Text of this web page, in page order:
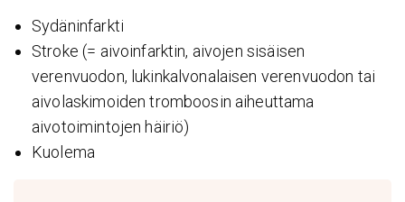
Sydäninfarkti
Stroke (= aivoinfarktin, aivojen sisäisen
verenvuodon, lukinkalvonalaisen verenvuodon tai
aivolaskimoiden tromboosin aiheuttama
aivotoimintojen häiriö)
Kuolema